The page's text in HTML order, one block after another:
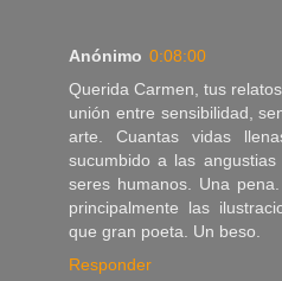
Anónimo 0:08:00
Querida Carmen, tus
unión entre sensibilidad,
arte. Cuantas vidas
sucumbido a las
seres humanos. Una
principalmente las
que gran poeta. Un beso.
Responder